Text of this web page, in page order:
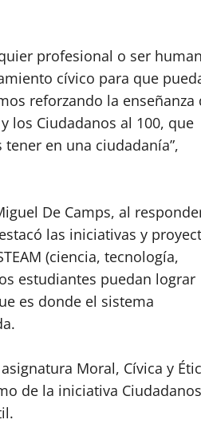
profesional o ser
cívico para que
reforzando la enseñanza
los Ciudadanos al 100, que
en una ciudadanía”,
De Camps, al
las iniciativas y
(ciencia, tecnología,
estudiantes puedan lograr
es donde el sistema
Moral, Cívica y
de la iniciativa